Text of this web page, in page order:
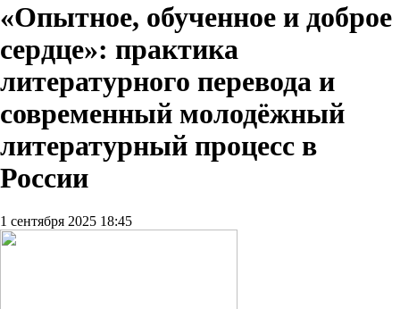
«Опытное, обученное и доброе
сердце»: практика
литературного перевода и
современный молодёжный
литературный процесс в
России
1 сентября 2025 18:45